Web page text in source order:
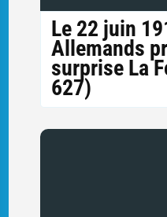
Le 22 juin
Allemands
surprise La
627)